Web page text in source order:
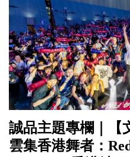
誠品主題專欄｜【
雲集香港舞者：